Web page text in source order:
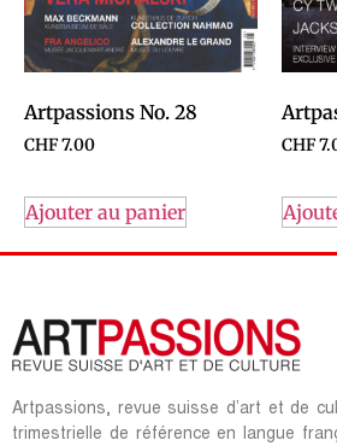
Artpassions No. 28
CHF7.00
Ajouter au panier
CHF
Artpassions, revue suisse d’art et de
trimestrielle de référence en langue